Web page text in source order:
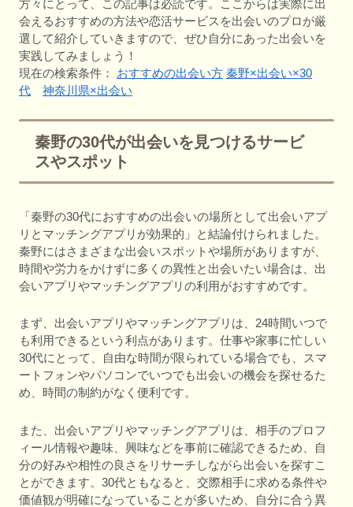
方々にとって、この記事は必読です。ここからは実際に出
会えるおすすめの方法や恋活サービスを出会いのプロが厳
選して紹介していきますので、ぜひ自分にあった出会いを
実践してみましょう！
現在の検索条件： おすすめの出会い方 秦野×出会い×30
代
神奈川県×出会い
秦野の30代が出会いを見つけるサービ
スやスポット
「秦野の30代におすすめの出会いの場所として出会いアプ
リとマッチングアプリが効果的」と結論付けられました。
秦野にはさまざまな出会いスポットや場所がありますが、
時間や労力をかけずに多くの異性と出会いたい場合は、出
会いアプリやマッチングアプリの利用がおすすめです。
まず、出会いアプリやマッチングアプリは、24時間いつで
も利用できるという利点があります。仕事や家事に忙しい
30代にとって、自由な時間が限られている場合でも、スマ
ートフォンやパソコンでいつでも出会いの機会を探せるた
め、時間の制約がなく便利です。
また、出会いアプリやマッチングアプリは、相手のプロフ
ィール情報や趣味、興味などを事前に確認できるため、自
分の好みや相性の良さをリサーチしながら出会いを探すこ
とができます。30代ともなると、交際相手に求める条件や
価値観が明確になっていることが多いため、自分に合う異